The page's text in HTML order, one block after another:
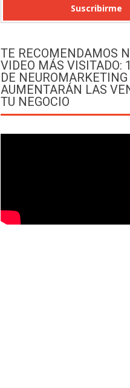
TE RECOMENDAMOS
VIDEO MÁS VISITADO:
DE NEUROMARKETING
AUMENTARÁN LAS
TU NEGOCIO